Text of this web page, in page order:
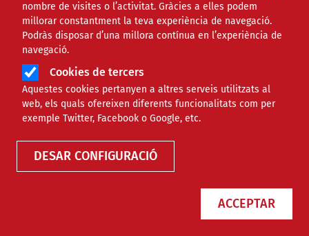
nombre de visites o l’activitat. Gràcies a elles podem
millorar constantment la teva experiència de navegació.
Podràs disposar d’una millora contínua en l’experiència de
navegació.
Cookies de tercers
Aquestes cookies pertanyen a altres serveis utilitzats al
web, els quals ofereixen diferents funcionalitats com per
exemple Twitter, Facebook o Google, etc.
DESAR CONFIGURACIÓ
ACCEPTAR
Agenda